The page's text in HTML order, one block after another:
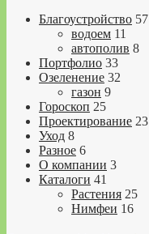
Благоустройство 57
водоем 11
автополив 8
Портфолио 33
Озеленение 32
газон 9
Гороскоп 25
Проектирование 23
Уход 8
Разное 6
О компании 3
Каталоги 41
Растения 25
Нимфеи 16